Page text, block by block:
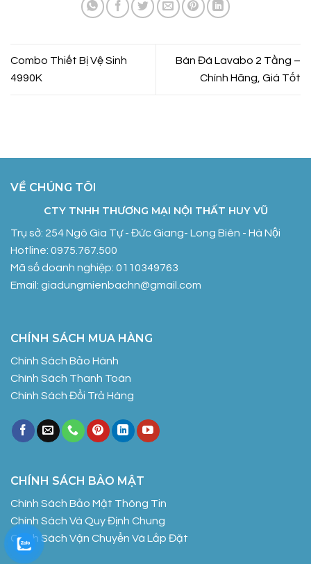
Combo Thiết Bị Vệ Sinh
4990K
Bàn Đá Lavabo 2 Tầng –
Chính Hãng, Giá Tốt
VỀ CHÚNG TÔI
CTY TNHH THƯƠNG MẠI NỘI THẤT HUY VŨ
Trụ sở: 254 Ngô Gia Tự - Đức Giang- Long Biên - Hà Nội
Hotline: 0975.767.500
Mã số doanh nghiệp: 0110349763
Email: giadungmienbachn@gmail.com
CHÍNH SÁCH MUA HÀNG
Chính Sách Bảo Hành
Chính Sách Thanh Toán
Chính Sách Đổi Trả Hàng
CHÍNH SÁCH BẢO MẬT
Chính Sách Bảo Mật Thông Tin
Chính Sách Và Quy Định Chung
Chính Sách Vận Chuyển Và Lắp Đặt